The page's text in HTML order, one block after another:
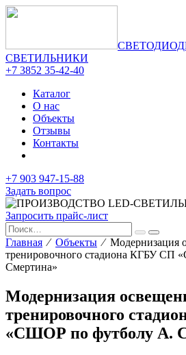
СВЕТИЛЬНИКИ
+7 3852 35-42-40
Каталог
О нас
Объекты
Отзывы
Контакты
+7 903 947-15-88
Задать вопрос
Запросить прайс-лист
Главная ⁄ Объекты ⁄ Модернизация
тренировочного стадиона КГБУ СП
Смертина»
Модернизация
тренировочного
«СШОР по футболу А.